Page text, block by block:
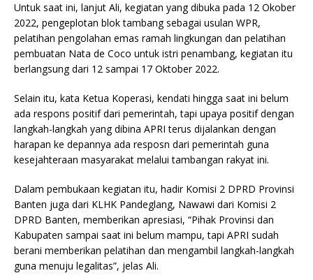
Untuk saat ini, lanjut Ali, kegiatan yang dibuka pada 12 Okober
2022, pengeplotan blok tambang sebagai usulan WPR,
pelatihan pengolahan emas ramah lingkungan dan pelatihan
pembuatan Nata de Coco untuk istri penambang, kegiatan itu
berlangsung dari 12 sampai 17 Oktober 2022.
Selain itu, kata Ketua Koperasi, kendati hingga saat ini belum
ada respons positif dari pemerintah, tapi upaya positif dengan
langkah-langkah yang dibina APRI terus dijalankan dengan
harapan ke depannya ada resposn dari pemerintah guna
kesejahteraan masyarakat melalui tambangan rakyat ini.
Dalam pembukaan kegiatan itu, hadir Komisi 2 DPRD Provinsi
Banten juga dari KLHK Pandeglang, Nawawi dari Komisi 2
DPRD Banten, memberikan apresiasi, “Pihak Provinsi dan
Kabupaten sampai saat ini belum mampu, tapi APRI sudah
berani memberikan pelatihan dan mengambil langkah-langkah
guna menuju legalitas”, jelas Ali.